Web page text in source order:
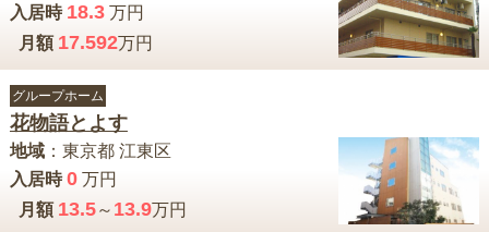
入居時 18.3万円
月額 17.592万円
グループホーム
花物語とよす
地域： 東京都 江東区
入居時 0万円
月額 13.5～ 13.9万円